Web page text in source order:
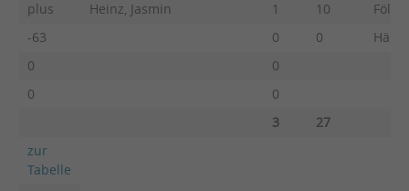
plus Heinz, Jasmin 1 10
-63
0 0
0
0
0
0
3
27
zur
Tabelle